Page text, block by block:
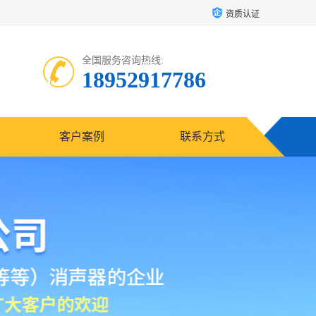
资质认证
全国服务咨询热线:
18952917786
客户案例 联系方式